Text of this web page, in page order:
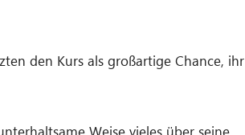
den Kurs als großartige Chance, ihr
Weise vieles über seine